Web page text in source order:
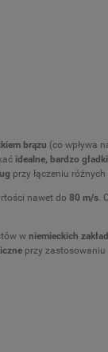
brązu (co wpływa
idealne, bardzo
przy łączeniu różnych
nawet do 80 m/s.
w niemieckich
przy